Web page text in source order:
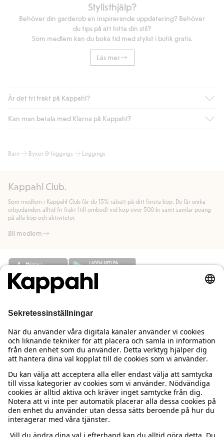
Stylisthjälp?
Behöver din garderob en inspirerande uppdatering? Behöver
du tips på att hitta din stil?
Som medlem kan du boka tid med stylist i butik gratis.
Läs mer
Är det fri frakt på Kappahl?
Är du medlem i Kappahl Club har du alltid gratis frakt till butik
automatik efter du loggat in och identifierats som medlem.
handlar för.
Läs mer
Kan man betala med Klarna på Kappahl?
bland annat faktura och swish men även andra betalningssätt.
allmänna villkor.
Läs mer
Barn Byxor & leggings Leggings
Kappahl Club.
Som medlem i Kappahl Club får du 15% rabatt på ditt första köp. Du får unika
erbjudanden, alltid fri frakt (till ombud) vid köp över 500 kr samt samlar poäng
på alla köp och aktiviteter.
Bli medlem
Behöver du hjälp?
Kundservice
Vanliga frågor
Beställning & retur
Kontakta oss
Kappahl Club
Logga in
Kappahl Club
Medlemsvillkor
Om oss
Om Kappahl Group
Villkor & policy
Köpvillkor Sverige
Mer från oss